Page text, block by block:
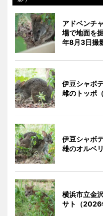
アドベンチ
場で地面を
年8月3日撮
伊豆シャボ
雌のトッポ
伊豆シャボ
雄のオルベ
横浜市立金
サト（2026